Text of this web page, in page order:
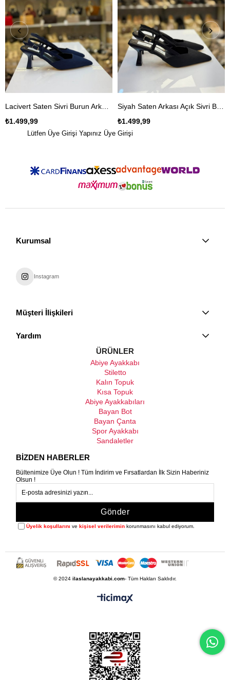
₺1.499,99
₺1.499,99
Lütfen Üye Girişi Yapınız Üye Girişi
Kurumsal
Instagram
Müşteri İlişkileri
Yardım
ÜRÜNLER
Abiye Ayakkabı
Stiletto
Kalın Topuk
Kısa Topuk
Abiye Ayakkabıları
Bayan Bot
Bayan Çanta
Spor Ayakkabı
Sandaletler
BİZDEN HABERLER
Bültenimize Üye Olun ! Tüm İndirim ve Fırsatlardan İlk Sizin Haberiniz
Olsun !
Gönder
Üyelik koşullarını vekişisel verilerimin korunmasını kabul ediyorum.
© 2024 ilaslanayakkabi.com- Tüm Hakları Saklıdır.